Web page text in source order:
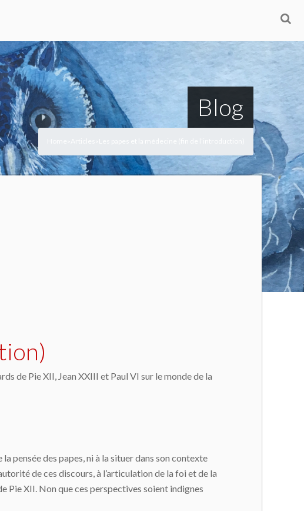
Blog
de Pie XII, Jean XXIII et Paul VI sur le monde de la
pensée des papes, ni à la situer dans son contexte
de ces discours, à l’articulation de la foi et de la
Pie XII. Non que ces perspectives soient indignes